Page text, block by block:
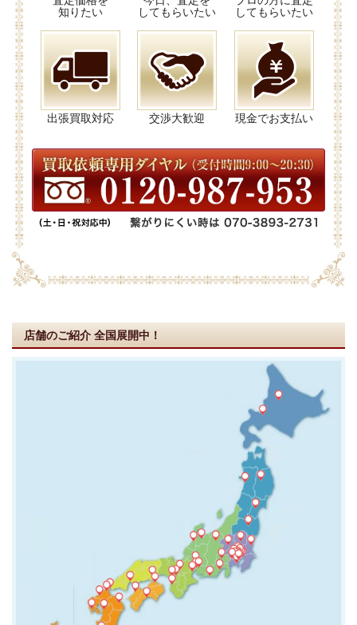
知りたい
してもらいたい
してもらいたい
出張買取対応 交渉大歓迎 現金でお支払い
店舗のご紹介 全国展開中！